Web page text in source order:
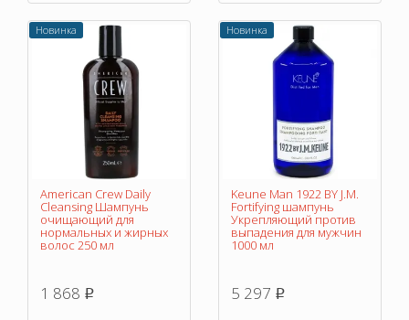
Новинка
American Crew Daily
Cleansing Шампунь
очищающий для
нормальных и жирных
волос 250 мл
1 868 p
Новинка
Keune Man 1922 BY J.M.
Fortifying шампунь
Укрепляющий против
выпадения для мужчин
1000 мл
5 297 p